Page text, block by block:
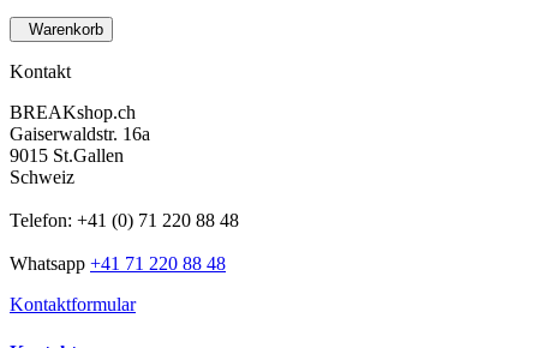
Warenkorb
Kontakt
BREAKshop.ch
Gaiserwaldstr. 16a
9015 St.Gallen
Schweiz
Telefon: +41 (0) 71 220 88 48
Whatsapp +41 71 220 88 48
Kontaktformular